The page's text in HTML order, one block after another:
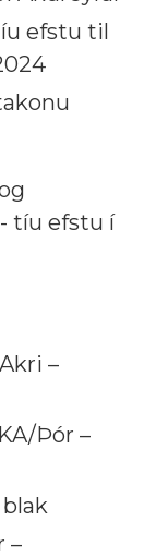
efstu til
tíu efstu í
–
Þór –
–